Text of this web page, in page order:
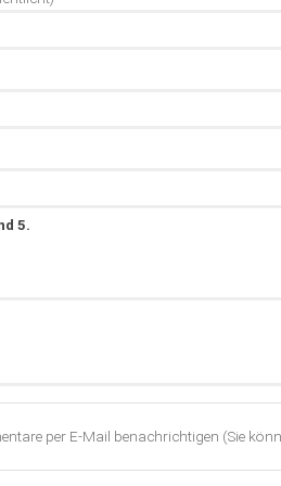
5.
per E-Mail benachrichtigen (Sie